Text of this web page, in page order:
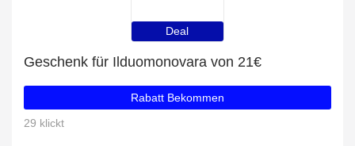
Deal
Geschenk für Ilduomonovara von 21€
Rabatt Bekommen
29 klickt